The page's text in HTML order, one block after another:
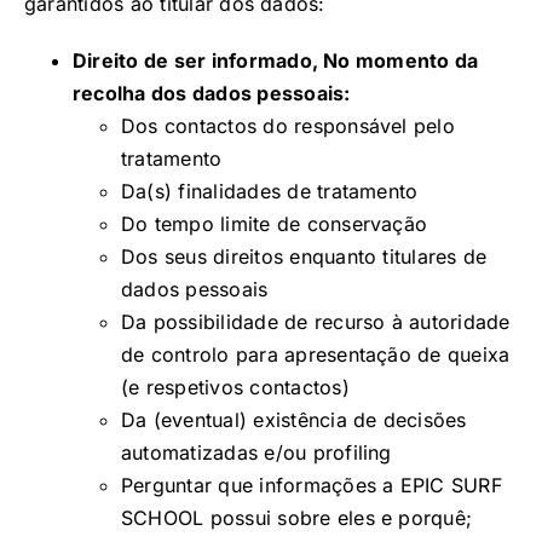
Direito de ser informado, No momento da
recolha dos dados pessoais:
Dos contactos do responsável pelo
tratamento
Da(s) finalidades de tratamento
Do tempo limite de conservação
Dos seus direitos enquanto titulares de
dados pessoais
Da possibilidade de recurso à autoridade
de controlo para apresentação de queixa
(e respetivos contactos)
Da (eventual) existência de decisões
automatizadas e/ou profiling
Perguntar que informações a EPIC SURF
SCHOOL possui sobre eles e porquê;